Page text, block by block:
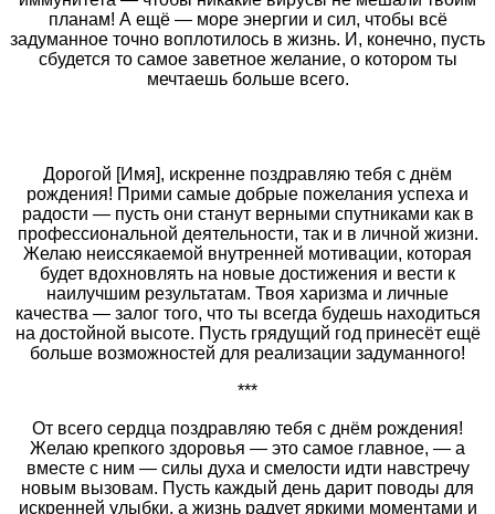
планам! А ещё — море энергии и сил, чтобы всё
задуманное точно воплотилось в жизнь. И, конечно, пусть
сбудется то самое заветное желание, о котором ты
мечтаешь больше всего.
Дорогой [Имя], искренне поздравляю тебя с днём
рождения! Прими самые добрые пожелания успеха и
радости — пусть они станут верными спутниками как в
профессиональной деятельности, так и в личной жизни.
Желаю неиссякаемой внутренней мотивации, которая
будет вдохновлять на новые достижения и вести к
наилучшим результатам. Твоя харизма и личные
качества — залог того, что ты всегда будешь находиться
на достойной высоте. Пусть грядущий год принесёт ещё
больше возможностей для реализации задуманного!
***
От всего сердца поздравляю тебя с днём рождения!
Желаю крепкого здоровья — это самое главное, — а
вместе с ним — силы духа и смелости идти навстречу
новым вызовам. Пусть каждый день дарит поводы для
искренней улыбки, а жизнь радует яркими моментами и